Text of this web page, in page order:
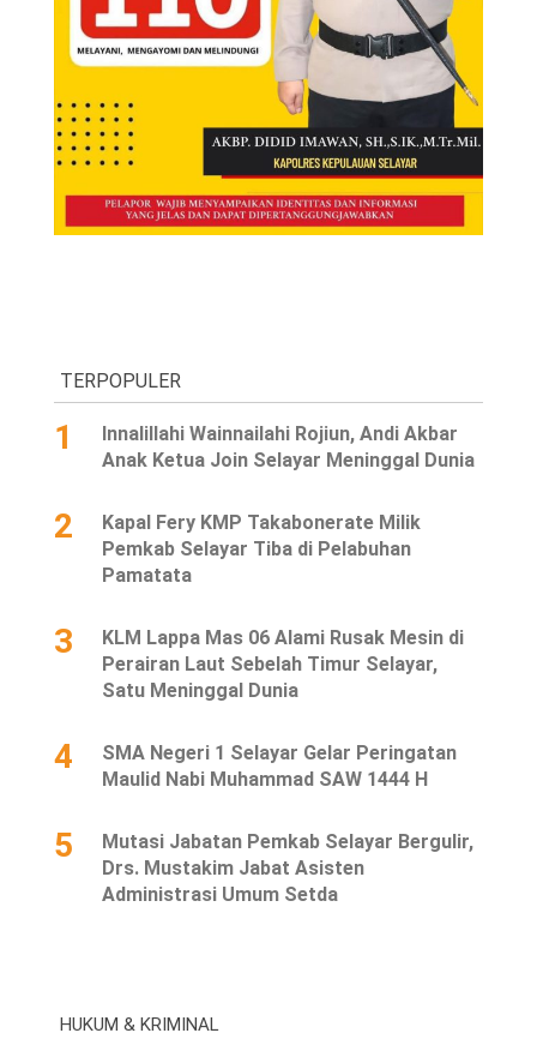
TERPOPULER
1
Innalillahi Wainnailahi Rojiun, Andi Akbar
Anak Ketua Join Selayar Meninggal Dunia
2
Kapal Fery KMP Takabonerate Milik
Pemkab Selayar Tiba di Pelabuhan
Pamatata
3
KLM Lappa Mas 06 Alami Rusak Mesin di
Perairan Laut Sebelah Timur Selayar,
Satu Meninggal Dunia
4
SMA Negeri 1 Selayar Gelar Peringatan
Maulid Nabi Muhammad SAW 1444 H
5
Mutasi Jabatan Pemkab Selayar Bergulir,
Drs. Mustakim Jabat Asisten
Administrasi Umum Setda
HUKUM & KRIMINAL